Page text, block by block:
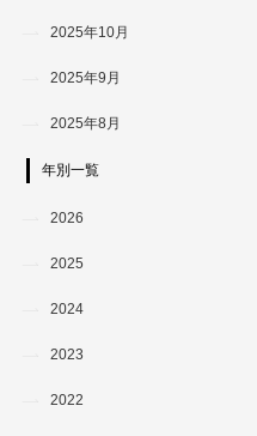
2025年10月
2025年9月
2025年8月
年別一覧
2026
2025
2024
2023
2022